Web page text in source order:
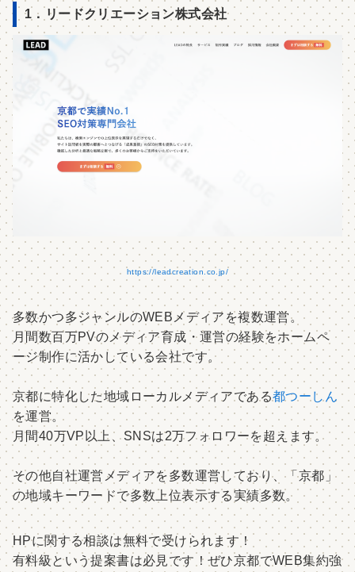
1．リードクリエーション株式会社
https://leadcreation.co.jp/
多数かつ多ジャンルのWEBメディアを複数運営。
月間数百万PVのメディア育成・運営の経験をホームペ
ージ制作に活かしている会社です。
京都に特化した地域ローカルメディアである都つーしん
を運営。
月間40万VP以上、SNSは2万フォロワーを超えます。
その他自社運営メディアを多数運営しており、「京都」
の地域キーワードで多数上位表示する実績多数。
HPに関する相談は無料で受けられます！
有料級という提案書は必見です！ぜひ京都でWEB集約強